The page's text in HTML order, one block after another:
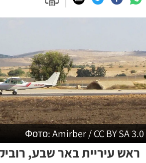
Фото: Amirber / CC BY SA 3.0
ראש עיריית באר שבע,